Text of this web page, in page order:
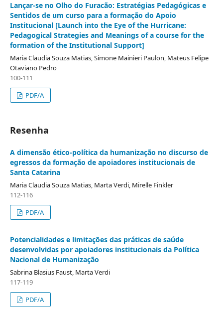
Lançar-se no Olho do Furacão: Estratégias Pedagógicas e
Sentidos de um curso para a formação do Apoio
Institucional [Launch into the Eye of the Hurricane:
Pedagogical Strategies and Meanings of a course for the
formation of the Institutional Support]
Maria Claudia Souza Matias, Simone Mainieri Paulon, Mateus Felipe
Otaviano Pedro
100-111
PDF/A
Resenha
A dimensão ético-política da humanização no discurso de
egressos da formação de apoiadores institucionais de
Santa Catarina
Maria Claudia Souza Matias, Marta Verdi, Mirelle Finkler
112-116
PDF/A
Potencialidades e limitações das práticas de saúde
desenvolvidas por apoiadores institucionais da Política
Nacional de Humanização
Sabrina Blasius Faust, Marta Verdi
117-119
PDF/A